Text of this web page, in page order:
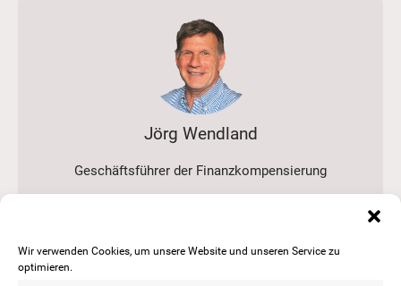
Wir verwenden Cookies, um unsere Website und unseren Service zu
optimieren.
Jörg Wendland
Geschäftsführer der Finanzkompensierung
Finanzierung